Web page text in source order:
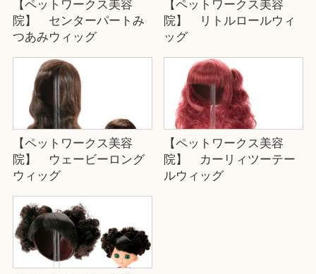
【ペットワークス美容
院】 センターパートみ
つあみウィッグ
【ペットワークス美容
院】 リトルロールウィ
ッグ
【ペットワークス美容
院】 ウェービーロング
ウィッグ
【ペットワークス美容
院】 カーリィツーテー
ルウィッグ